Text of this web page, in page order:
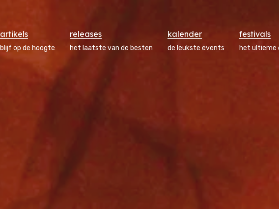
artikels
blijf op de hoogte
releases
het laatste van de besten
kalender
de leukste events
festivals
het ultieme